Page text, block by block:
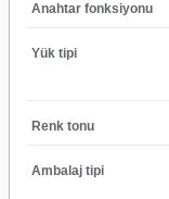
Anahtar fonksiyonu
Yük tipi
Renk tonu
Ambalaj tipi